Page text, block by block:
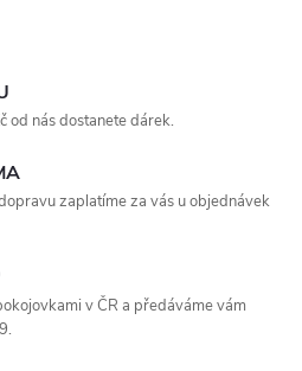
od nás dostanete dárek.
zaplatíme za vás u objednávek
v ČR a předáváme vám